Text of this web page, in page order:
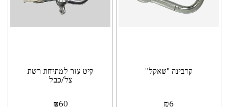
קרבינה "שאקל"
₪6
קיט עזר למתיחת רשת
צל/כבל
₪60